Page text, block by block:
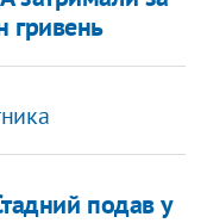
гривень
подав у